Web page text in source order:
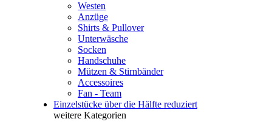
Westen
Anzüge
Shirts & Pullover
Unterwäsche
Socken
Handschuhe
Mützen & Stirnbänder
Accessoires
Fan - Team
Einzelstücke über die Hälfte reduziert
weitere Kategorien